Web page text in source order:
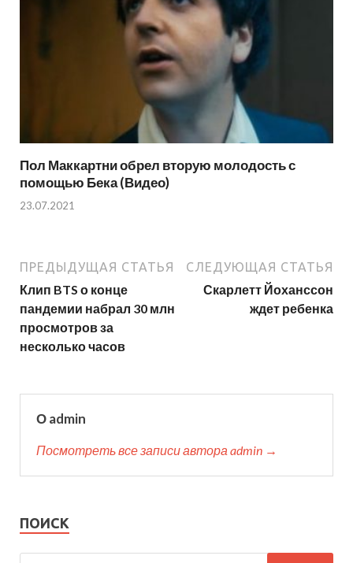
Пол Маккартни обрел вторую молодость с
помощью Бека (Видео)
23.07.2021
ПРЕДЫДУЩАЯ СТАТЬЯ
Клип BTS о конце
пандемии набрал 30 млн
просмотров за
несколько часов
СЛЕДУЮЩАЯ СТАТЬЯ
Скарлетт Йоханссон
ждет ребенка
О admin
Посмотреть все записи автора admin →
ПОИСК